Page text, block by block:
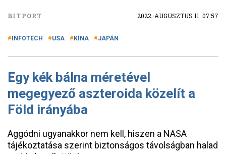
BITPORT 2022. AUGUSZTUS 11. 07:57
INFOTECH USA KÍNA JAPÁN
Egy kék bálna méretével
megegyező aszteroida közelít a
Föld irányába
Aggódni ugyanakkor nem kell, hiszen a NASA
tájékoztatása szerint biztonságos távolságban halad